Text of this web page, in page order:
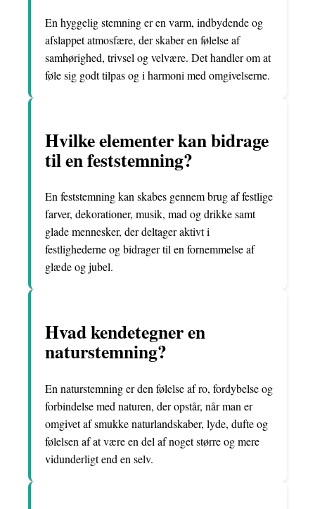
En hyggelig stemning er en varm, indbydende og
afslappet atmosfære, der skaber en følelse af
samhørighed, trivsel og velvære. Det handler om at
føle sig godt tilpas og i harmoni med omgivelserne.
Hvilke elementer kan bidrage
til en feststemning?
En feststemning kan skabes gennem brug af festlige
farver, dekorationer, musik, mad og drikke samt
glade mennesker, der deltager aktivt i
festlighederne og bidrager til en fornemmelse af
glæde og jubel.
Hvad kendetegner en
naturstemning?
En naturstemning er den følelse af ro, fordybelse og
forbindelse med naturen, der opstår, når man er
omgivet af smukke naturlandskaber, lyde, dufte og
følelsen af at være en del af noget større og mere
vidunderligt end en selv.